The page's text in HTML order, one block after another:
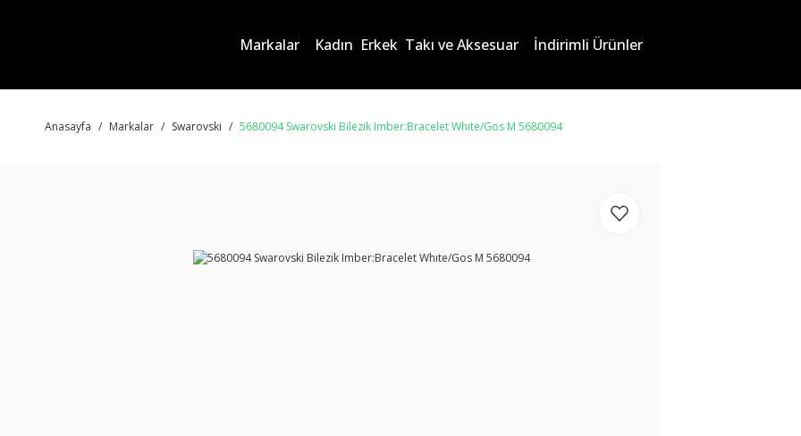
Markalar Kadın Erkek Takı ve Aksesuar İndirimli Ürünler
Anasayfa Markalar Swarovski 5680094 Swarovski Bilezik Imber:Bracelet Whıte/Gos M 5680094